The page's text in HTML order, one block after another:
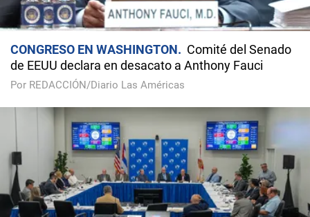
CONGRESO EN WASHINGTON
Comité del Senado
de EEUU declara en desacato a Anthony Fauci
Por REDACCIÓN/Diario Las Américas